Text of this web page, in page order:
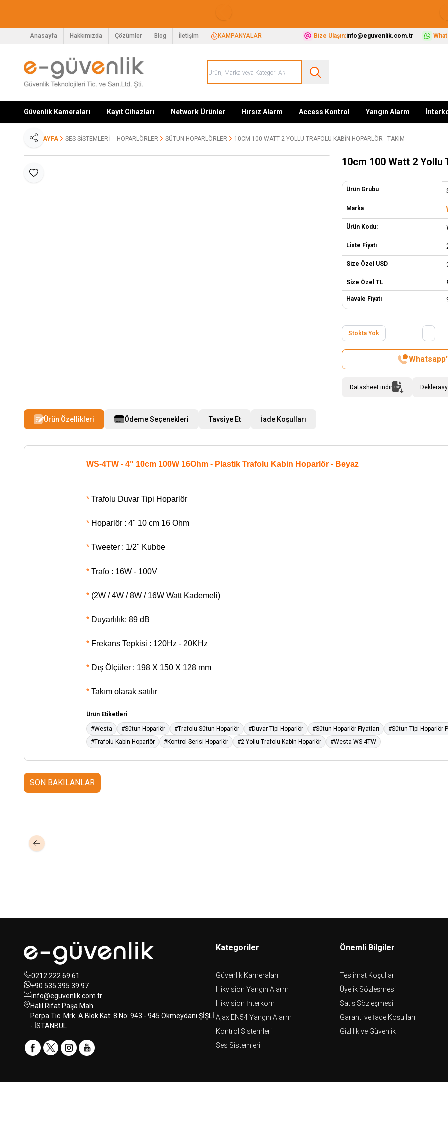
Anasayfa Hakkımızda Çözümler Blog İletişim KAMPANYALAR Bize Ulaşın:info@eguvenlik.com.tr
Güvenlik Kameraları Kayıt Cihazları Network Ürünler Hırsız Alarm Access Kontrol Yangın Alarm
ANA SAYFA SES SISTEMLERI HOPARLÖRLER SÜTUN HOPARLÖRLER 10CM 100 WATT 2 YOLLU TRAFOLU KABIN HOPARLÖR - TAKIM
Favoriye Ekle
Paylaş
10cm 100 Watt 2 Yollu
Ürün Grubu
Marka
Ürün Kodu:
Liste Fiyatı
Size Özel USD
Size Özel TL
Havale Fiyatı
Stokta Yok
Datasheet indir
Ürün Özellikleri Ödeme Seçenekleri Tavsiye Et İade Koşulları
WS-4TW - 4" 10cm 100W 16Ohm - Plastik Trafolu Kabin Hoparlör - Beyaz
*Trafolu Duvar Tipi Hoparlör
* Hoparlör : 4" 10 cm 16 Ohm
* Tweeter : 1/2" Kubbe
* Trafo : 16W - 100V
* (2W / 4W / 8W / 16W Watt Kademeli)
* Duyarlılık: 89 dB
* Frekans Tepkisi : 120Hz - 20KHz
* Dış Ölçüler : 198 X 150 X 128 mm
* Takım olarak satılır
Ürün Etiketleri
#Westa #Sütun Hoparlör #Trafolu Sütun Hoparlör #Duvar Tipi Hoparlör #Sütun Hoparlör Fiyatları #Sütun Tipi Hoparlör
#Trafolu Kabin Hoparlör
#Kontrol Serisi Hoparlör #2 Yollu Trafolu Kabin Hoparlör #Westa WS-4TW
SON BAKILANLAR
0212 222 69 61
+90 535 395 39 97
info@eguvenlik.com.tr
Halil Rıfat Paşa Mah.
Perpa Tic. Mrk. A Blok Kat: 8 No: 943 - 945 Okmeydanı ŞİŞLİ
- İSTANBUL
Kategoriler
Güvenlik Kameraları
Hikvision Yangın Alarm
Hikvision İnterkom
Ajax EN54 Yangın Alarm
Kontrol Sistemleri
Ses Sistemleri
Önemli Bilgiler
Teslimat Koşulları
Üyelik Sözleşmesi
Satış Sözleşmesi
Garanti ve İade Koşulları
Gizlilik ve Güvenlik